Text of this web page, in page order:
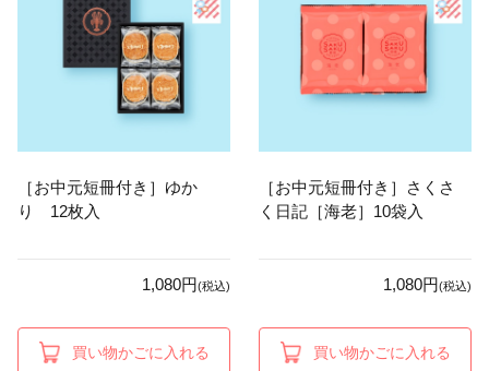
［お中元短冊付き］ゆか
り 12枚入
1,080円(税込)
買い物かごに入れる
［お中元短冊付き］さくさ
く日記［海老］10袋入
1,080円(税込)
買い物かごに入れる